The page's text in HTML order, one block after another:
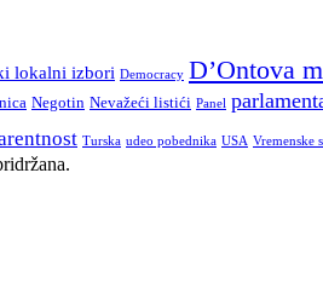
lokalni izbori Democracy D’Ontova
Negotin Nevažeći listići Panel
Turska udeo pobednika USA Vremenske